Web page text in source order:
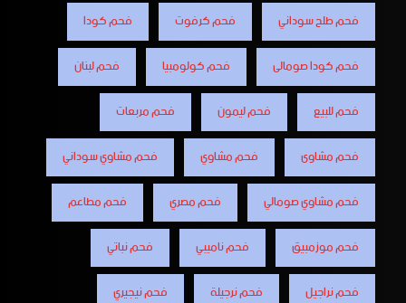
فحم طلح سوداني
فحم كرفوت
فحم كودا
فحم كودا صومالى
فحم كولومبيا
فحم لبنان
فحم للبيع
فحم ليمون
فحم مربعات
فحم مشاوى
فحم مشاوي
فحم مشاوي سوداني
فحم مشاوي صومالي
فحم مصري
فحم مطاعم
فحم موزمبيق
فحم ناميبي
فحم نباتي
فحم نراجيل
فحم نرجيلة فحم نيجيري